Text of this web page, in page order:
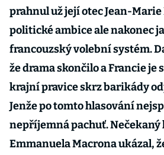
prahnul už její otec Jean-Marie
politické ambice ale nakonec
francouzský volební systém.
že drama skončilo a Francie je
krajní pravice skrz barikády
Jenže po tomto hlasování
nepříjemná pachuť.
Emmanuela Macrona ukázal,